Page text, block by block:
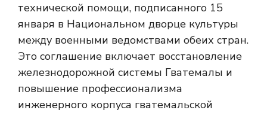
технической помощи, подписанного 15
января в Национальном дворце культуры
между военными ведомствами обеих стран.
Это соглашение включает восстановление
железнодорожной системы Гватемалы и
повышение профессионализма
инженерного корпуса гватемальской